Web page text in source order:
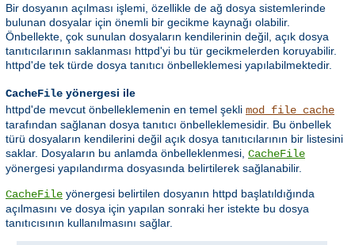
Bir dosyanın açılması işlemi, özellikle de ağ dosya sistemlerinde
bulunan dosyalar için önemli bir gecikme kaynağı olabilir.
Önbellekte, çok sunulan dosyaların kendilerinin değil, açık dosya
tanıtıcılarının saklanması httpd'yi bu tür gecikmelerden koruyabilir.
httpd'de tek türde dosya tanıtıcı önbelleklemesi yapılabilmektedir.
CacheFile yönergesi ile
httpd'de mevcut önbelleklemenin en temel şekli mod_file_cache
tarafından sağlanan dosya tanıtıcı önbelleklemesidir. Bu önbellek
türü dosyaların kendilerini değil açık dosya tanıtıcılarının bir listesini
saklar. Dosyaların bu anlamda önbelleklenmesi, CacheFile
yönergesi yapılandırma dosyasında belirtilerek sağlanabilir.
CacheFile yönergesi belirtilen dosyanın httpd başlatıldığında
açılmasını ve dosya için yapılan sonraki her istekte bu dosya
tanıtıcısının kullanılmasını sağlar.